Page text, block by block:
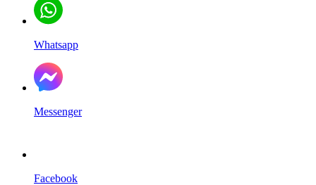
Whatsapp
Messenger
Facebook